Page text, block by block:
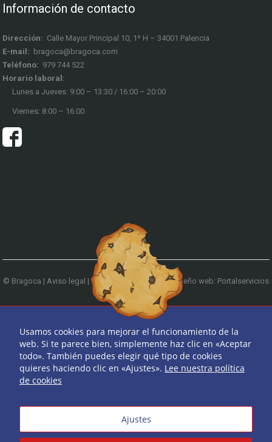
Información de contacto
Dirección: Calle Mayor Principal 10, 1º H – 34001 Palencia
E-mail: bragoca@bragoca.com
Teléfono: 979 744 522
Horario laboral:
Lunes a Jueves: 9:00 – 13:30 / 16:00 – 20:00
Viernes: 8:00 – 16:00
© Bragoca | Aviso legal | Política de privacidad|Diseño web: Portalservicios
| Teléfono: 979 744 522
Ir arriba
Usamos cookies para mejorar el funcionamiento de la
web. Si te parece bien, simplemente haz clic en «Aceptar
todo». También puedes elegir qué tipo de cookies
quieres haciendo clic en «Ajustes». Lee nuestra política
de cookies
Ajustes